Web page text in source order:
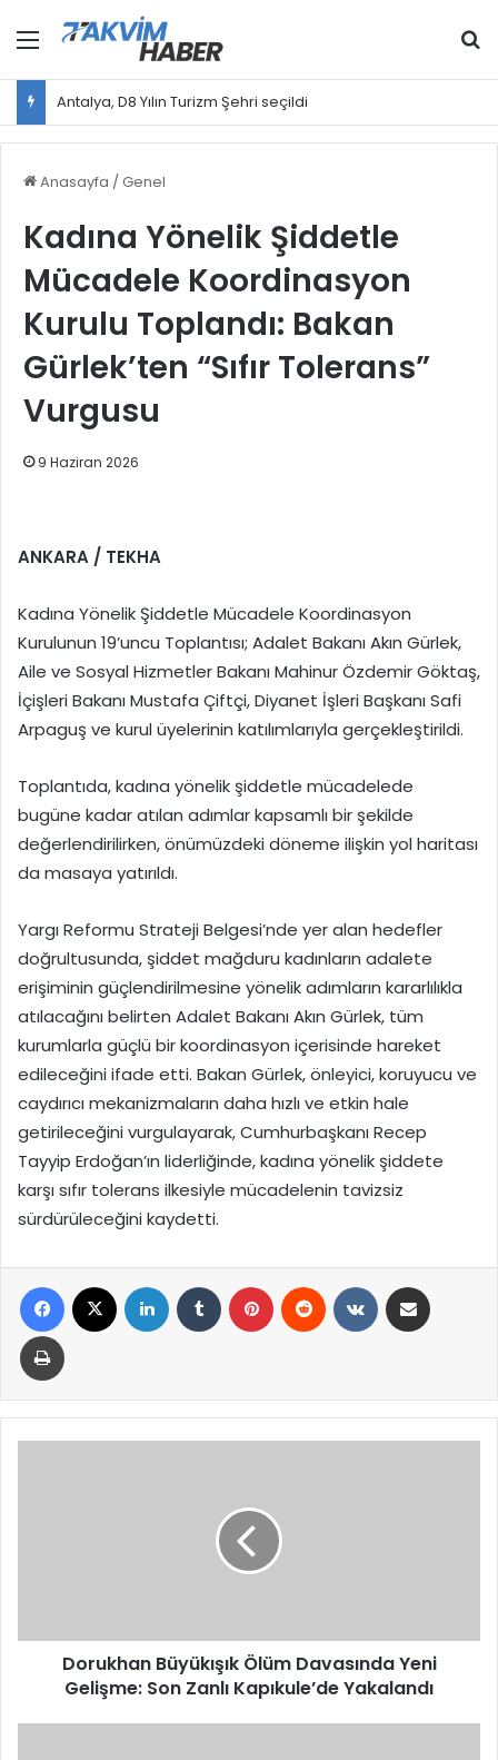
Menü
Antalya, D8 Yılın Turizm Şehri seçildi
Anasayfa / Genel
Kadına Yönelik Şiddetle
Mücadele Koordinasyon
Kurulu Toplandı: Bakan
Gürlek’ten “Sıfır Tolerans”
Vurgusu
9 Haziran 2026
ANKARA / TEKHA
Kadına Yönelik Şiddetle Mücadele Koordinasyon
Kurulunun 19’uncu Toplantısı; Adalet Bakanı Akın Gürlek,
Aile ve Sosyal Hizmetler Bakanı Mahinur Özdemir Göktaş,
İçişleri Bakanı Mustafa Çiftçi, Diyanet İşleri Başkanı Safi
Arpaguş ve kurul üyelerinin katılımlarıyla gerçekleştirildi.
Toplantıda, kadına yönelik şiddetle mücadelede
bugüne kadar atılan adımlar kapsamlı bir şekilde
değerlendirilirken, önümüzdeki döneme ilişkin yol haritası
da masaya yatırıldı.
Yargı Reformu Strateji Belgesi’nde yer alan hedefler
doğrultusunda, şiddet mağduru kadınların adalete
erişiminin güçlendirilmesine yönelik adımların kararlılıkla
atılacağını belirten Adalet Bakanı Akın Gürlek, tüm
kurumlarla güçlü bir koordinasyon içerisinde hareket
edileceğini ifade etti. Bakan Gürlek, önleyici, koruyucu ve
caydırıcı mekanizmaların daha hızlı ve etkin hale
getirileceğini vurgulayarak, Cumhurbaşkanı Recep
Tayyip Erdoğan’ın liderliğinde, kadına yönelik şiddete
karşı sıfır tolerans ilkesiyle mücadelenin tavizsiz
sürdürüleceğini kaydetti.
Facebook LinkedIn Tumblr Pinterest Reddit VKontakte
Yazdır
Kapıkule’de
YakalandıDorukhan Büyükışık Ölüm Davasında Yeni
Gelişme: Son Zanlı Kapıkule’de Yakalandı